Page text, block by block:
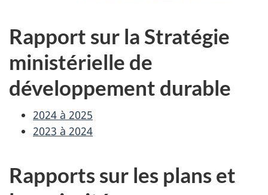
Rapport sur la Stratégie
ministérielle de
développement durable
2024 à 2025
2023 à 2024
Rapports sur les plans et